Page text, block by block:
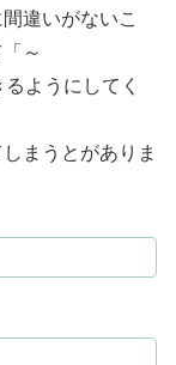
違いがないこ
～
ようにしてく
まうとがありま